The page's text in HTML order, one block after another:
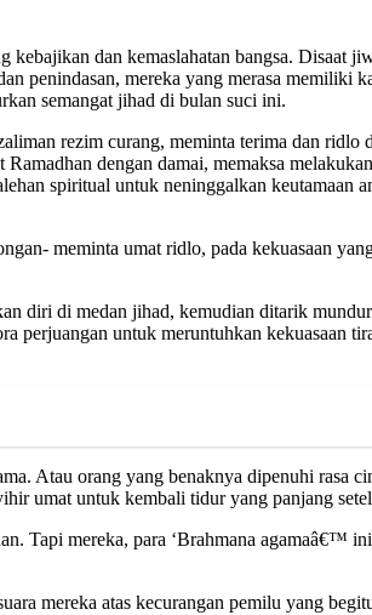
dan kemaslahatan bangsa. Disaat
penindasan, mereka yang merasa memiliki
semangat jihad di bulan suci ini.
rezim curang, meminta terima dan ridlo
dengan damai, memaksa
spiritual untuk neninggalkan
meminta umat ridlo, pada kekuasaan
diri di medan jihad, kemudian ditarik
perjuangan untuk meruntuhkan kekuasaan
Atau orang yang benaknya dipenuhi rasa
umat untuk kembali tidur yang panjang
Tapi mereka, para ‘Brahmana agamaâ€™
mereka atas kecurangan pemilu yang